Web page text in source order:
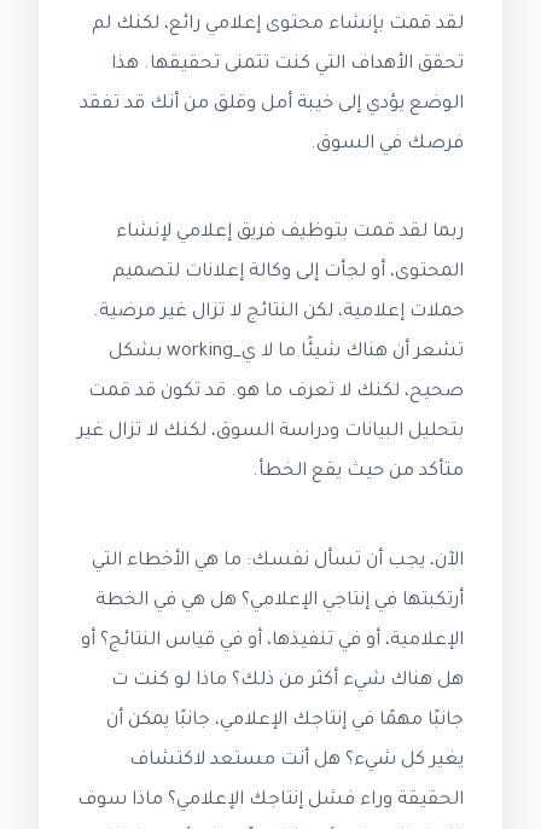
لقد قمت بإنشاء محتوى إعلامي رائع، لكنك لم
تحقق الأهداف التي كنت تتمنى تحقيقها. هذا
الوضع يؤدي إلى خيبة أمل وقلق من أنك قد تفقد
فرصك في السوق.
ربما لقد قمت بتوظيف فريق إعلامي لإنشاء
المحتوى، أو لجأت إلى وكالة إعلانات لتصميم
حملات إعلامية، لكن النتائج لا تزال غير مرضية.
تشعر أن هناك شيئًا ما لا ي_working بشكل
صحيح، لكنك لا تعرف ما هو. قد تكون قد قمت
بتحليل البيانات ودراسة السوق، لكنك لا تزال غير
متأكد من حيث يقع الخطأ.
الآن، يجب أن تسأل نفسك: ما هي الأخطاء التي
أرتكبتها في إنتاجي الإعلامي؟ هل هي في الخطة
الإعلامية، أو في تنفيذها، أو في قياس النتائج؟ أو
هل هناك شيء أكثر من ذلك؟ ماذا لو كنت ت
جانبًا مهمًا في إنتاجك الإعلامي، جانبًا يمكن أن
يغير كل شيء؟ هل أنت مستعد لاكتشاف
الحقيقة وراء فشل إنتاجك الإعلامي؟ ماذا سوف